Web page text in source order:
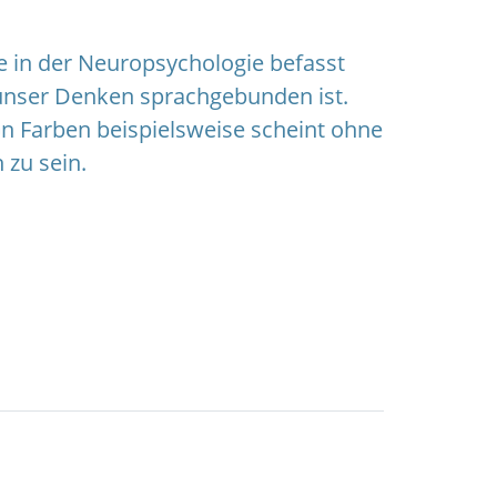
in der Neuropsychologie befasst
Denken sprachgebunden ist.
Farben beispielsweise scheint ohne
zu sein.